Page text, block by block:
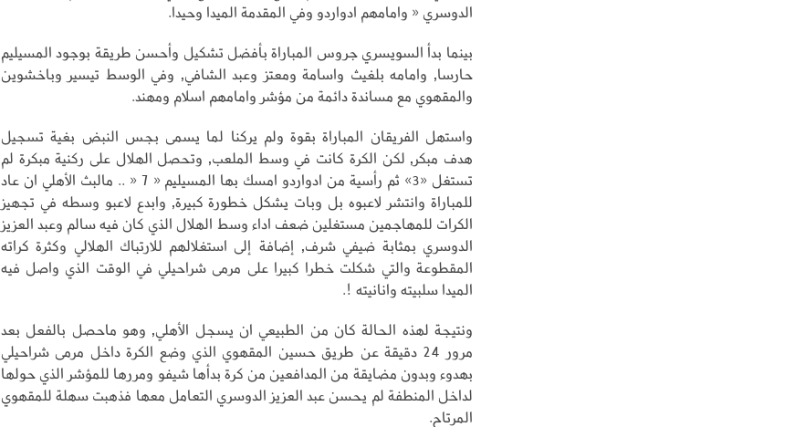
الدوسري « وامامهم ادواردو وفي المقدمة الميدا وحيدا.
بينما بدأ السويسري جروس المباراة بأفضل تشكيل وأحسن طريقة بوجود المسيليم
حارسا, وامامه بلغيث واسامة ومعتز وعبد الشافي, وفي الوسط تيسير وباخشوين
والمقهوي مع مساندة دائمة من مؤشر وامامهم اسلام ومهند.
واستهل الفريقان المباراة بقوة ولم يركنا لما يسمى بجس النبض بغية تسجيل
هدف مبكر, لكن الكرة كانت في وسط الملعب, وتحصل الهلال على ركنية مبكرة لم
تستغل «3» ثم رأسية من ادواردو امسك بها المسيليم « 7 « .. مالبث الأهلي ان عاد
للمباراة وانتشر لاعبوه بل وبات يشكل خطورة كبيرة, وابدع لاعبو وسطه في تجهيز
الكرات للمهاجمين مستغلين ضعف اداء وسط الهلال الذي كان فيه سالم وعبد العزيز
الدوسري بمثابة ضيفي شرف, إضافة إلى استغلالهم للارتباك الهلالي وكثرة كراته
المقطوعة والتي شكلت خطرا كبيرا على مرمى شراحيلي في الوقت الذي واصل فيه
الميدا سلبيته وانانيته !.
ونتيجة لهذه الحالة كان من الطبيعي ان يسجل الأهلي, وهو ماحصل بالفعل بعد
مرور 24 دقيقة عن طريق حسين المقهوي الذي وضع الكرة داخل مرمى شراحيلي
بهدوء وبدون مضايقة من المدافعين من كرة بدأها شيفو ومررها للمؤشر الذي حولها
لداخل المنطفة لم يحسن عبد العزيز الدوسري التعامل معها فذهبت سهلة للمقهوي
المرتاح.